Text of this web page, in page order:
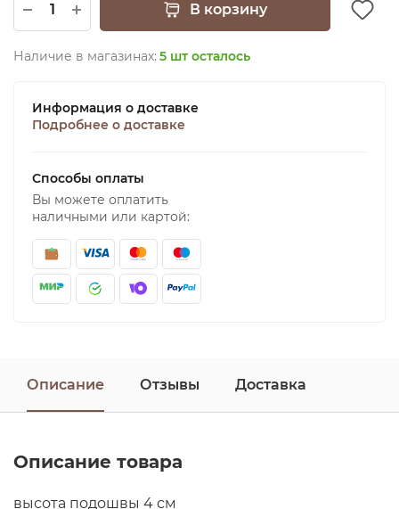
В корзину
Наличие в магазинах: 5 шт осталось
Информация о доставке
Подробнее о доставке
Способы оплаты
Вы можете оплатить
наличными или картой:
Описание Отзывы Доставка
Описание товара
высота подошвы 4 см